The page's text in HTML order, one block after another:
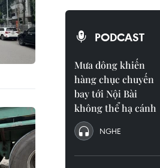
PODCAST
Mưa dông khiến
hàng chục chuyến
bay tới Nội Bài
không thể hạ cánh
NGHE